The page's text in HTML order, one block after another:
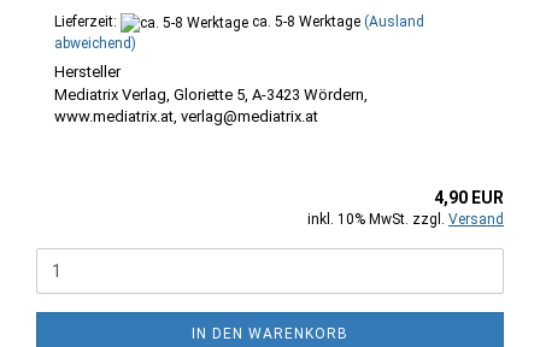
Lieferzeit: ca. 5-8 Werktage (Ausland
abweichend)
Mediatrix Verlag, Gloriette 5, A-3423 Wördern,
www.mediatrix.at, verlag@mediatrix.at
4,90 EUR
inkl. 10% MwSt. zzgl. Versand
IN DEN WARENKORB